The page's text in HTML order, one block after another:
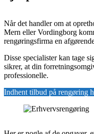
Når det handler om at
Mern eller Vordingborg
rengøringsfirma en
Disse specialister kan tage
sikrer, at din
professionelle.
Indhent tilbud på rengøring